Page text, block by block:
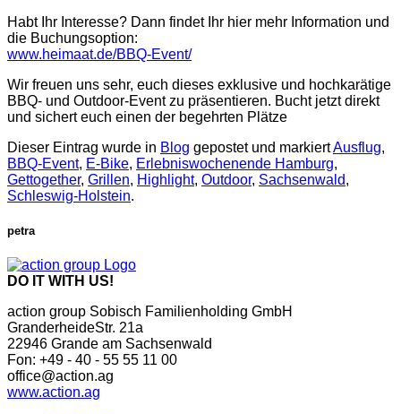
Habt Ihr Interesse? Dann findet Ihr hier mehr Information und
die Buchungsoption:
www.heimaat.de/BBQ-Event/
Wir freuen uns sehr, euch dieses exklusive und hochkarätige
BBQ- und Outdoor-Event zu präsentieren. Bucht jetzt direkt
und sichert euch einen der begehrten Plätze
Dieser Eintrag wurde in Blog gepostet und markiertAusflug,
BBQ-Event, E-Bike, Erlebniswochenende Hamburg,
Gettogether, Grillen, Highlight, Outdoor, Sachsenwald,
Schleswig-Holstein.
petra
DO IT WITH US!
action group Sobisch Familienholding GmbH
GranderheideStr. 21a
22946 Grande am Sachsenwald
Fon: +49 - 40 - 55 55 11 00
office@action.ag
www.action.ag